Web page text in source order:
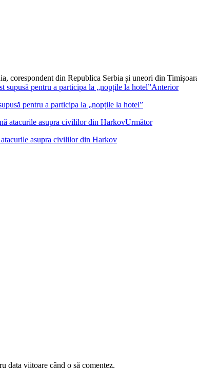
corespondent din Republica Serbia și uneori din
Anterior
pentru a participa la „nopțile la hotel”
Următor
asupra civililor din Harkov
data viitoare când o să comentez.